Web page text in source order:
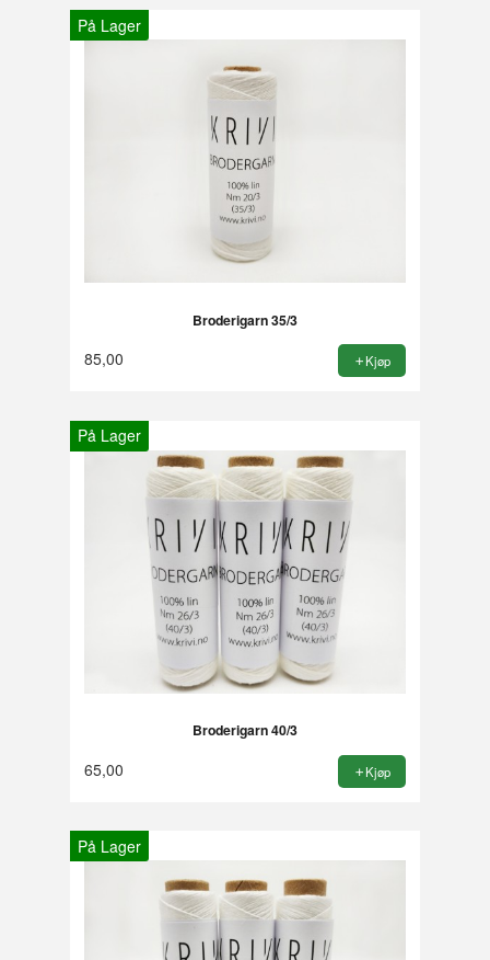
På Lager
Broderigarn 35/3
85,00 Kjøp
På Lager
Broderigarn 40/3
65,00 Kjøp
På Lager